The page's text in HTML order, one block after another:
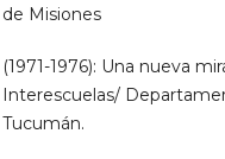
de Misiones
(1971-1976): Una nueva
Interescuelas/
Tucumán.